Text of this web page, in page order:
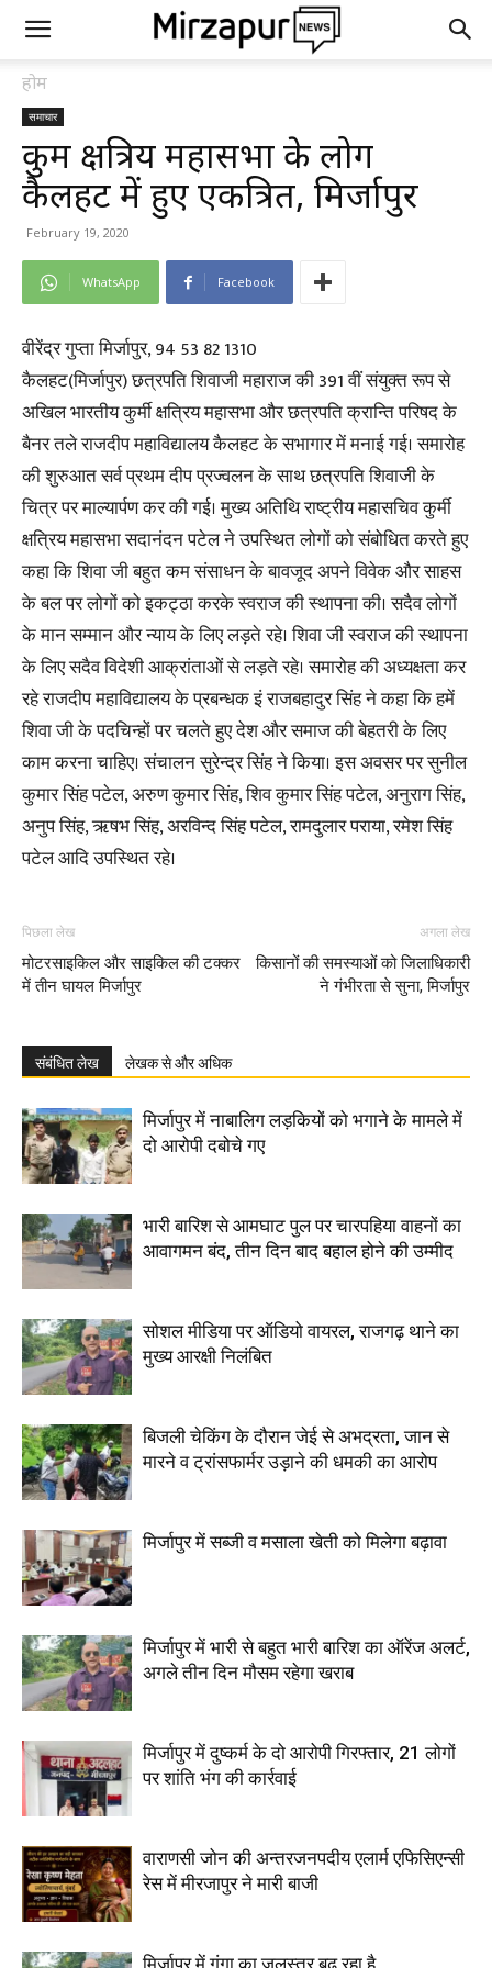
होम
समाचार
कुर्मी क्षत्रिय महासभा के लोग
कैलहट में हुए एकत्रित, मिर्जापुर
February 19, 2020
WhatsApp Facebook
वीरेंद्र गुप्ता मिर्जापुर, 94 53 82 1310
कैलहट(मिर्जापुर) छत्रपति शिवाजी महाराज की 391 वीं संयुक्त रूप से
अखिल भारतीय कुर्मी क्षत्रिय महासभा और छत्रपति क्रान्ति परिषद के
बैनर तले राजदीप महाविद्यालय कैलहट के सभागार में मनाई गई। समारोह
की शुरुआत सर्व प्रथम दीप प्रज्वलन के साथ छत्रपति शिवाजी के
चित्र पर माल्यार्पण कर की गई। मुख्य अतिथि राष्ट्रीय महासचिव कुर्मी
क्षत्रिय महासभा सदानंदन पटेल ने उपस्थित लोगों को संबोधित करते हुए
कहा कि शिवा जी बहुत कम संसाधन के बावजूद अपने विवेक और साहस
के बल पर लोगों को इकट्ठा करके स्वराज की स्थापना की। सदैव लोगों
के मान सम्मान और न्याय के लिए लड़ते रहे। शिवा जी स्वराज की स्थापना
के लिए सदैव विदेशी आक्रांताओं से लड़ते रहे। समारोह की अध्यक्षता कर
रहे राजदीप महाविद्यालय के प्रबन्धक इं राजबहादुर सिंह ने कहा कि हमें
शिवा जी के पदचिन्हों पर चलते हुए देश और समाज की बेहतरी के लिए
काम करना चाहिए। संचालन सुरेन्द्र सिंह ने किया। इस अवसर पर सुनील
कुमार सिंह पटेल, अरुण कुमार सिंह, शिव कुमार सिंह पटेल, अनुराग सिंह,
अनुप सिंह, ऋषभ सिंह, अरविन्द सिंह पटेल, रामदुलार पराया, रमेश सिंह
पटेल आदि उपस्थित रहे।
पिछला लेख
मोटरसाइकिल और साइकिल की टक्कर
में तीन घायल मिर्जापुर
अगला लेख
किसानों की समस्याओं को जिलाधिकारी
ने गंभीरता से सुना, मिर्जापुर
संबंधित लेख लेखक से और अधिक
मिर्जापुर में नाबालिग लड़कियों को भगाने के मामले में
दो आरोपी दबोचे गए
भारी बारिश से आमघाट पुल पर चारपहिया वाहनों का
आवागमन बंद, तीन दिन बाद बहाल होने की उम्मीद
सोशल मीडिया पर ऑडियो वायरल, राजगढ़ थाने का
मुख्य आरक्षी निलंबित
बिजली चेकिंग के दौरान जेई से अभद्रता, जान से
मारने व ट्रांसफार्मर उड़ाने की धमकी का आरोप
मिर्जापुर में सब्जी व मसाला खेती को मिलेगा बढ़ावा
मिर्जापुर में भारी से बहुत भारी बारिश का ऑरेंज अलर्ट,
अगले तीन दिन मौसम रहेगा खराब
मिर्जापुर में दुष्कर्म के दो आरोपी गिरफ्तार, 21 लोगों
पर शांति भंग की कार्रवाई
वाराणसी जोन की अन्तरजनपदीय एलार्म एफिसिएन्सी
रेस में मीरजापुर ने मारी बाजी
मिर्जापुर में गंगा का जलस्तर बढ़ रहा है